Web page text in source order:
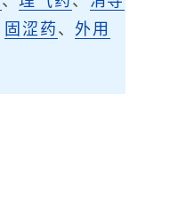
固涩药 、外用